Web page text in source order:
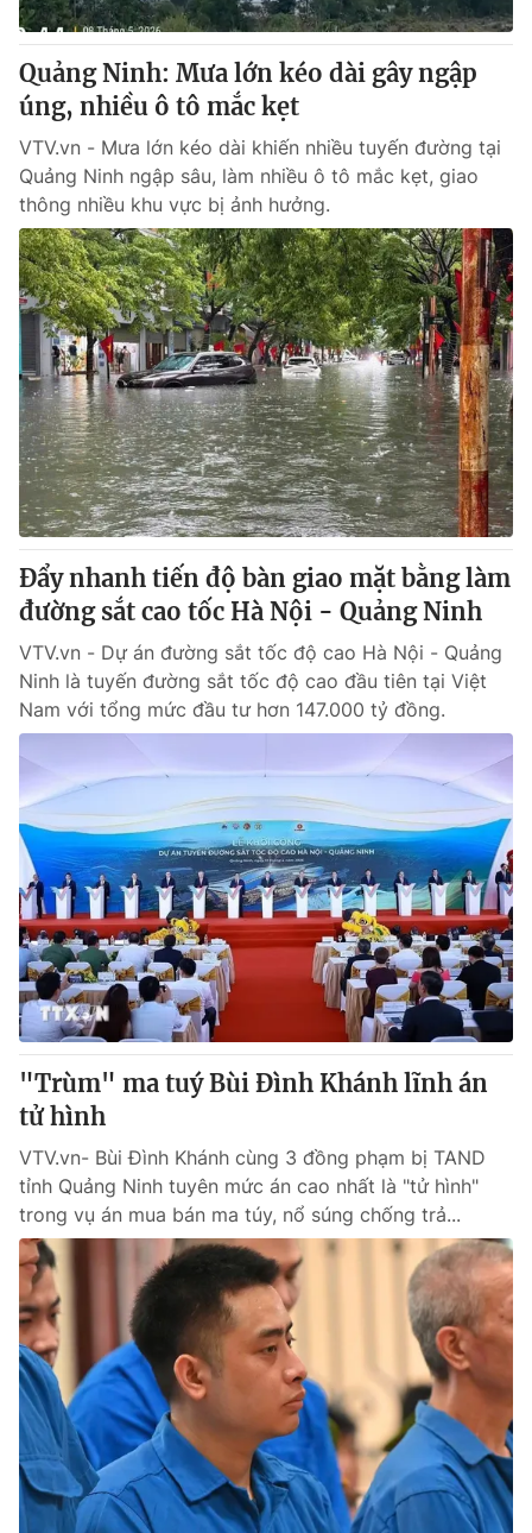
Tổng Biên tập:Vũ Thanh Thủy
Phó Tổng Biên tập:Nguyễn Thị Mỹ Hạnh, Phạm Quốc Thắng,
Nguyễn Trọng Ninh
Tổng đài VTV:024.38 355 931 - 024.38 355 932
Ðiện thoại Thời báo VTV:
024.66 897 897
Email:toasoan@vtv.vn
Liên hệ quảng cáo:024-7300.7108
® Cấm sao chép dưới mọi hình thức nếu không có sự chấp
thuận bằng văn bản. Ghi rõ nguồn VTV.vn khi phát hành lại
thông tin từ website này.
Quảng Ninh: Mưa lớn kéo dài gây ngập
úng, nhiều ô tô mắc kẹt
VTV.vn - Mưa lớn kéo dài khiến nhiều tuyến đường tại
Quảng Ninh ngập sâu, làm nhiều ô tô mắc kẹt, giao
thông nhiều khu vực bị ảnh hưởng.
Đẩy nhanh tiến độ bàn giao mặt bằng làm
đường sắt cao tốc Hà Nội - Quảng Ninh
VTV.vn - Dự án đường sắt tốc độ cao Hà Nội - Quảng
Ninh là tuyến đường sắt tốc độ cao đầu tiên tại Việt
Nam với tổng mức đầu tư hơn 147.000 tỷ đồng.
"Trùm" ma tuý Bùi Đình Khánh lĩnh án
tử hình
VTV.vn- Bùi Đình Khánh cùng 3 đồng phạm bị TAND
tỉnh Quảng Ninh tuyên mức án cao nhất là "tử hình"
trong vụ án mua bán ma túy, nổ súng chống trả...